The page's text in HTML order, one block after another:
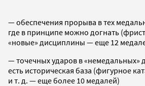
— обеспечения прорыва в тех
где в принципе можно догнать
«новые» дисциплины — еще 12
— точечных ударов в «немедальных»
есть историческая база (фигурное
и т. д. — еще более 10 медалей)